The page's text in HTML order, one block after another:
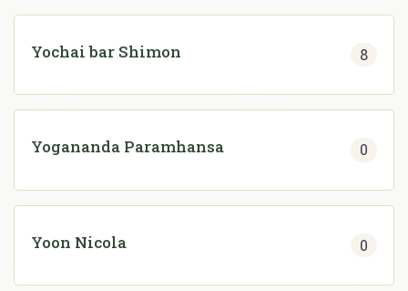
Yochai bar Shimon 8
Yogananda Paramhansa 0
Yoon Nicola 0